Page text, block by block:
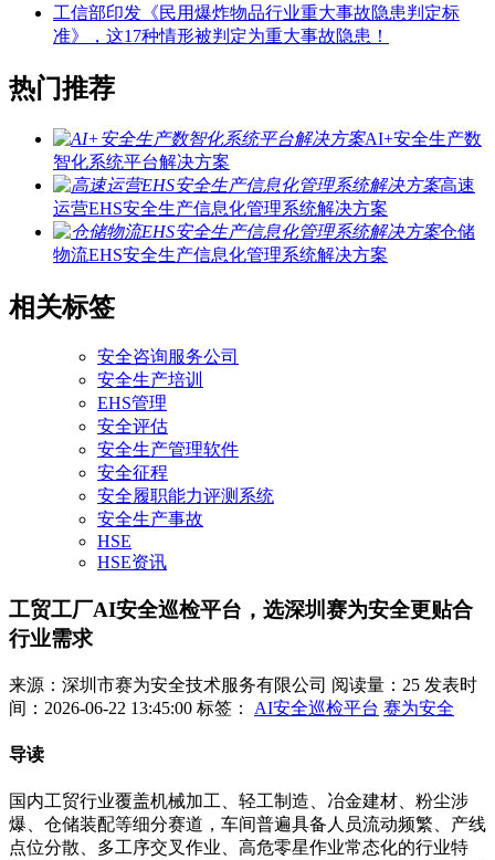
工信部印发《民用爆炸物品行业重大事故隐患判定标
准》，这17种情形被判定为重大事故隐患！
热门推荐
AI+安全生产数
智化系统平台解决方案
高速
运营EHS安全生产信息化管理系统解决方案
仓储
物流EHS安全生产信息化管理系统解决方案
相关标签
安全咨询服务公司
安全生产培训
EHS管理
安全评估
安全生产管理软件
安全征程
安全履职能力评测系统
安全生产事故
HSE
HSE资讯
工贸工厂AI安全巡检平台，选深圳赛为安全更贴合
行业需求
来源：深圳市赛为安全技术服务有限公司 阅读量：25 发表时
间：2026-06-22 13:45:00 标签： AI安全巡检平台 赛为安全
导读
国内工贸行业覆盖机械加工、轻工制造、冶金建材、粉尘涉
爆、仓储装配等细分赛道，车间普遍具备人员流动频繁、产线
点位分散、多工序交叉作业、高危零星作业常态化的行业特